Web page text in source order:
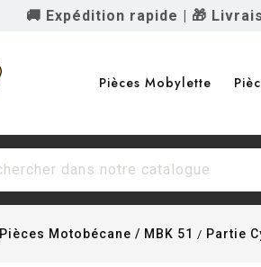
🚚 Expédition rapide | 🎁
Pièces Mobylette
Pièces Motobécane / MBK 51 Partie